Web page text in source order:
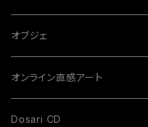
S size
M size
オブジェ
オンライン直感アート
Dosari CD